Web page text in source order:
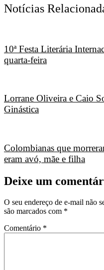
Notícias
10ª Festa Literária
quarta-feira
Lorrane Oliveira e Caio
Ginástica
Colombianas que
eram avó, mãe e filha
Deixe um
O seu endereço de e-mail não
são marcados com *
Comentário *